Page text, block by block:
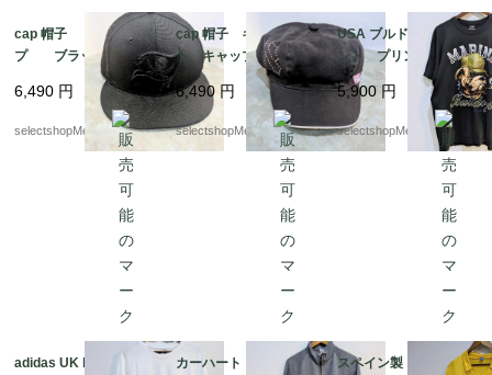
cap 帽子 キャッ
プ ブラック NEW
ERA ニューエラ 58,7
cm 7-3/8 NFL ニュー
エラ スカル 海賊
6,490 円
selectshopMerci.
cap 帽子 キャスケッ
ト キャップ ピン
ク ブラック バイカ
ースタイル ラインス
トーン Harley-David
son マジックテープ l
6,490 円
selectshopMerci.
USA ブルドッグ フロ
ント プリントデザイ
ン XLサイズ ブラッ
ク Tシャツ ROTHC
O MARINE BULDOG
5,900 円
selectshopMerci.
adidas UK limited Adi
カーハート carhart
スペイン製 ユーロ古